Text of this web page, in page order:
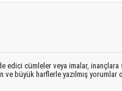
edici cümleler veya imalar, inançlara
ve büyük harflerle yazılmış yorumlar